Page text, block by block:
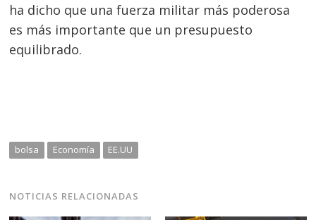
ha dicho que una fuerza militar más poderosa
es más importante que un presupuesto
equilibrado.
bolsa Economía EE.UU
NOTICIAS RELACIONADAS